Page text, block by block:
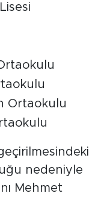
Ortaokulu
nedeniyle
Mehmet